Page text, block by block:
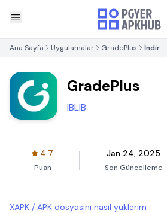
Ana Sayfa Uygulamalar GradePlus İndir
GradePlus
IBLIB
4.7
Puan
Jan 24, 2025
Son Güncelleme
XAPK / APK dosyasını nasıl yüklerim